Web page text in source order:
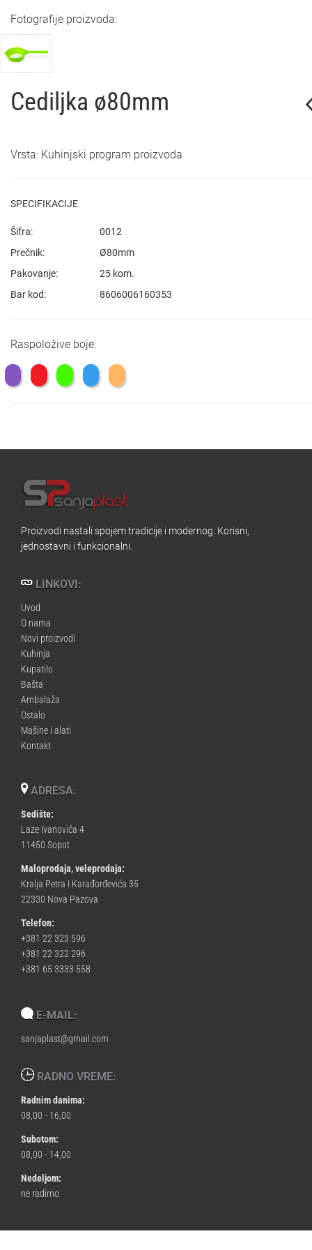
Fotografije proizvoda:
Cediljka ø80mm
Vrsta: Kuhinjski program proizvoda
SPECIFIKACIJE
Šifra:
0012
Prečnik:
Ø80mm
Pakovanje:
25 kom.
Bar kod:
8606006160353
Raspoložive boje:
Proizvodi nastali spojem tradicije i modernog. Korisni,
jednostavni i funkcionalni.
LINKOVI:
Uvod
O nama
Novi proizvodi
Kuhinja
Kupatilo
Bašta
Ambalaža
Ostalo
Mašine i alati
Kontakt
ADRESA:
Sedište:
Laze Ivanovića 4
11450 Sopot
Maloprodaja, veleprodaja:
Kralja Petra I Karađorđevića 35
22330 Nova Pazova
Telefon:
+381 22 323 596
+381 22 322 296
+381 65 3333 558
E-MAIL:
sanjaplast@gmail.com
RADNO VREME:
Radnim danima:
08,00 - 16,00
Subotom:
08,00 - 14,00
Nedeljom:
ne radimo